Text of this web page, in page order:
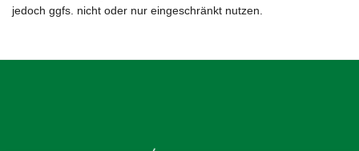
jedoch ggfs. nicht oder nur eingeschränkt nutzen.